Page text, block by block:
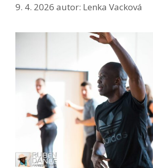
9. 4. 2026 autor: Lenka Vacková